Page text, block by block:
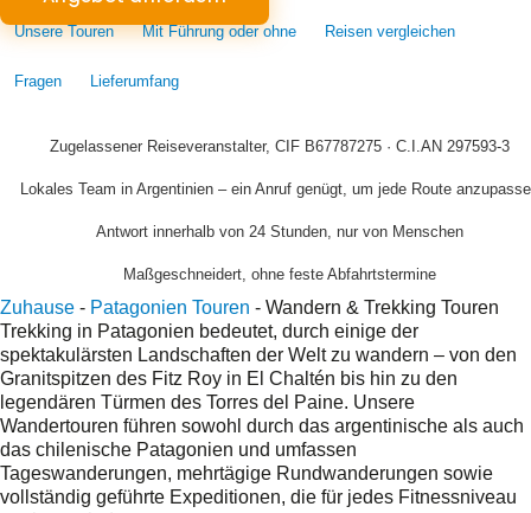
Unsere Touren Mit Führung oder ohne Reisen vergleichen
Fragen Lieferumfang
Zugelassener Reiseveranstalter, CIF B67787275 · C.I.AN 297593-3
Lokales Team in Argentinien – ein Anruf genügt, um jede Route
Antwort innerhalb von 24 Stunden, nur von Menschen
Maßgeschneidert, ohne feste Abfahrtstermine
Zuhause - Patagonien Touren - Wandern & Trekking Touren
Trekking in Patagonien bedeutet, durch einige der
spektakulärsten Landschaften der Welt zu wandern – von den
Granitspitzen des Fitz Roy in El Chaltén bis hin zu den
legendären Türmen des Torres del Paine. Unsere
Wandertouren führen sowohl durch das argentinische als auch
das chilenische Patagonien und umfassen
Tageswanderungen, mehrtägige Rundwanderungen sowie
vollständig geführte Expeditionen, die für jedes Fitnessniveau